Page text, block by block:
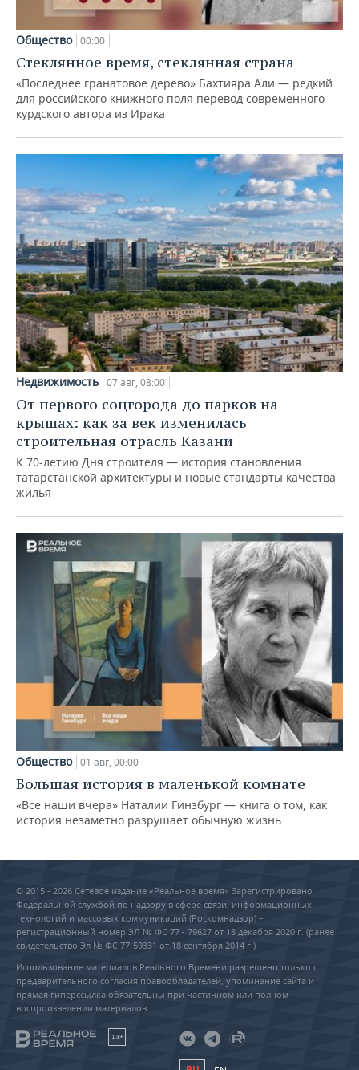
Общество 00:00
Стеклянное время, стеклянная страна
«Последнее гранатовое дерево» Бахтияра Али — редкий
для российского книжного поля перевод современного
курдского автора из Ирака
Недвижимость 07 авг, 08:00
От первого соцгорода до парков на
крышах: как за век изменилась
строительная отрасль Казани
К 70-летию Дня строителя — история становления
татарстанской архитектуры и новые стандарты качества
жилья
Общество 01 авг, 00:00
Большая история в маленькой комнате
«Все наши вчера» Наталии Гинзбург — книга о том, как
история незаметно разрушает обычную жизнь
© 2015 - 2026 Сетевое издание «Реальное время» Зарегистрировано
Федеральной службой по надзору в сфере связи, информационных
технологий и массовых коммуникаций (Роскомнадзор) –
регистрационный номер ЭЛ № ФС 77 - 79627 от 18 декабря 2020 г. (ранее
свидетельство Эл № ФС 77-59331 от 18 сентября 2014 г.)
Использование материалов Реального Времени разрешено только с
предварительного согласия правообладателей, упоминание сайта и
прямая гиперссылка обязательны при частичном или полном
воспроизведении материалов.
18+